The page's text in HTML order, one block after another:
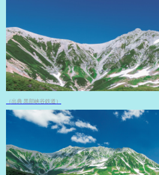
（出典 黒部峡谷鉄道）